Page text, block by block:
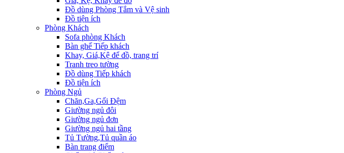
Đồ dùng Phòng Tắm và Vệ sinh
Đồ tiện ích
Phòng Khách
Sofa phòng Khách
Bàn ghế Tiếp khách
Khay, Giá,Kệ để đồ, trang trí
Tranh treo tường
Đồ dùng Tiếp khách
Đồ tiện ích
Phòng Ngủ
Chăn,Ga,Gối Đệm
Giường ngủ đôi
Giường ngủ đơn
Giường ngủ hai tầng
Tủ Tường,Tủ quần áo
Bàn trang điểm